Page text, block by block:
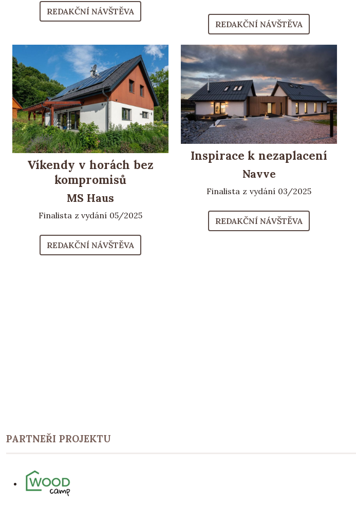
REDAKČNÍ NÁVŠTĚVA
REDAKČNÍ NÁVŠTĚVA
Víkendy v horách bez
kompromisů
MS Haus
Finalista z vydání 05/2025
REDAKČNÍ NÁVŠTĚVA
Inspirace k nezaplacení
Navve
Finalista z vydání 03/2025
REDAKČNÍ NÁVŠTĚVA
PARTNEŘI PROJEKTU